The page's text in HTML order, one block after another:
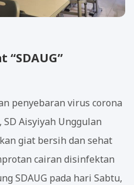
“SDAUG”
penyebaran virus corona
SD Aisyiyah Unggulan
giat bersih dan sehat
cairan disinfektan
SDAUG pada hari Sabtu,